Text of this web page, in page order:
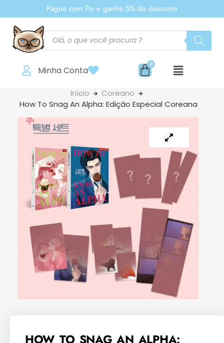
Pague com Pix e ganhe 5% de desconto
Minha Conta
Início
Coreano
How To Snag An Alpha: Edição Especial Coreana
HOW TO SNAG AN ALPHA: